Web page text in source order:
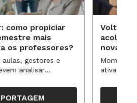
uns com os outros,
e planejamentos voltados para a
Coleção Biblioteca Essencial do
como propiciar
mais
os professores?
gestores e
analisar
orientar o
ao longo do
Volta às
novas
ativa
propostas